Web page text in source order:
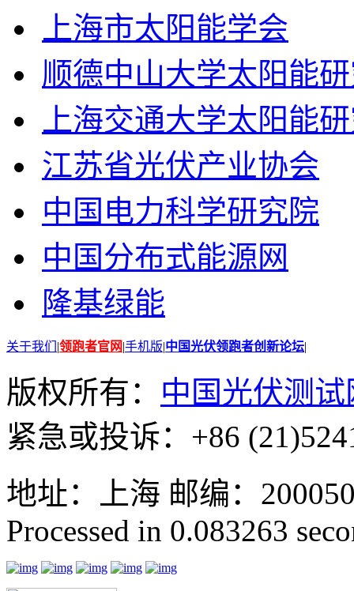
上海市太阳能学会
顺德中山大学太阳能
上海交通大学太阳能
江苏省光伏产业协会
中国电力科学研究院
中国分布式能源网
隆基绿能
关于我们 |领跑者官网|手机版|中国光伏领跑者创新论坛|
版权所有： 中国光伏测试
紧急或投诉：+86
地址：上海 邮编：
Processed in 0.083263